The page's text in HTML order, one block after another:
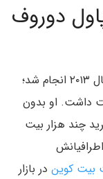
دوروف
دوروف می‌گوید نخستین خرید جدی‌ او در سال ۲۰۱۳ انجام شد؛
داشت. او بدون
چند هزار بیت
بیت کوین در بازار